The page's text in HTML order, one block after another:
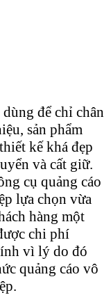
để chỉ chân
sản phẩm
kế khá đẹp
và cất giữ.
cụ quảng cáo
lựa chọn vừa
hàng một
chi phí
vì lý do đó
quảng cáo vô